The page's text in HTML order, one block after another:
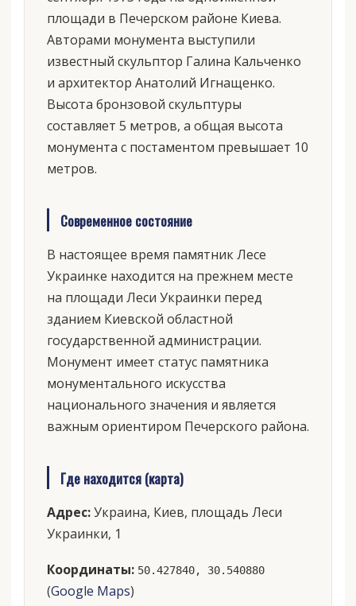
площади в Печерском районе Киева.
Авторами монумента выступили
известный скульптор Галина Кальченко
и архитектор Анатолий Игнащенко.
Высота бронзовой скульптуры
составляет 5 метров, а общая высота
монумента с постаментом превышает 10
метров.
Современное состояние
В настоящее время памятник Лесе
Украинке находится на прежнем месте
на площади Леси Украинки перед
зданием Киевской областной
государственной администрации.
Монумент имеет статус памятника
монументального искусства
национального значения и является
важным ориентиром Печерского района.
Где находится (карта)
Адрес:Украина, Киев, площадь Леси
Украинки, 1
Координаты: 50.427840, 30.540880
(Google Maps)